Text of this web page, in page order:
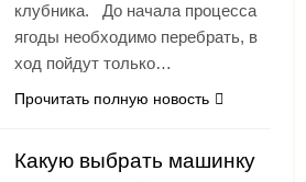
клубника. До начала процесса
ягоды необходимо перебрать, в
ход пойдут только…
Прочитать полную новость
Какую выбрать машинку